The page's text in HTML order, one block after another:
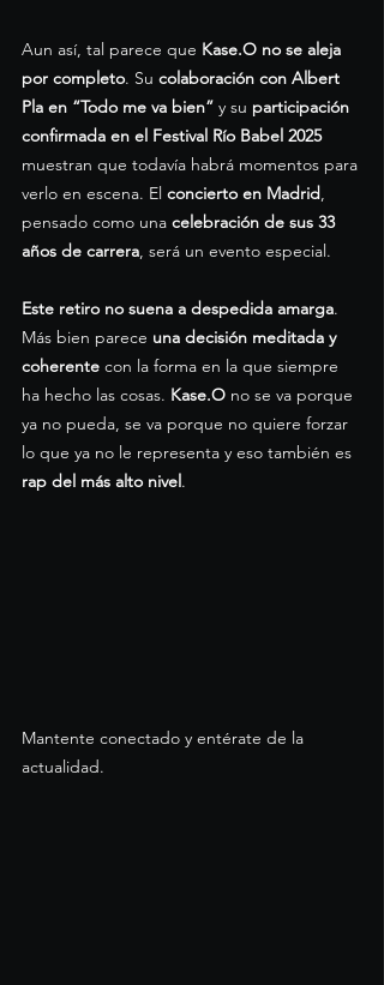
Aun así, tal parece que Kase.O no se aleja
por completo. Su colaboración con Albert
Pla en “Todo me va bien” y su participación
confirmada en el Festival Río Babel 2025
muestran que todavía habrá momentos para
verlo en escena. El concierto en Madrid,
pensado como una celebración de sus 33
años de carrera, será un evento especial.
Este retiro no suena a despedida amarga.
Más bien parece una decisión meditada y
coherente con la forma en la que siempre
ha hecho las cosas. Kase.O no se va porque
ya no pueda, se va porque no quiere forzar
lo que ya no le representa y eso también es
rap del más alto nivel.
Mantente conectado y entérate de la
actualidad.